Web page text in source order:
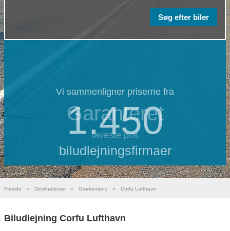
Vi sammenligner priserne fra
1.450
biludlejningsfirmaer
Garanteret
laveste pris
Forside » Destinationer » Grækenland » Corfu Lufthavn
Biludlejning Corfu Lufthavn